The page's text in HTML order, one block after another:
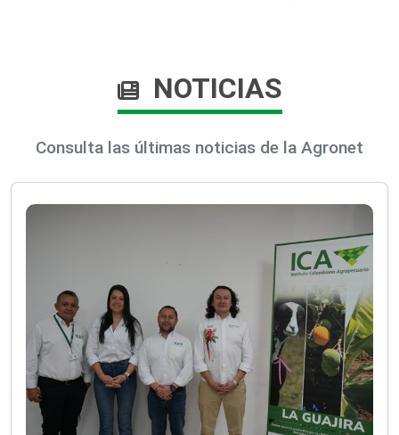
NOTICIAS
Consulta las últimas noticias de la Agronet